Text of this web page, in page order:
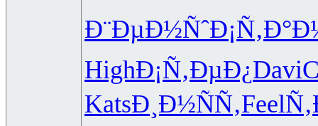
Ð¨ÐµÐ½Ñˆ
HighÐ¡Ñ‚ÐµÐ¿Davi
KatsÐ¸Ð½ÑÑ‚Feel